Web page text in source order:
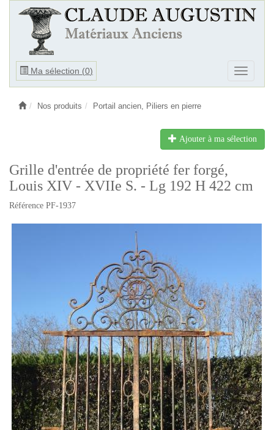
Ma sélection (0)
Ouvrir
Ouvrir
le
Nos produits Portail ancien, Piliers en pierre
Ajouter à ma sélection
Grille d'entrée de propriété fer forgé,
Louis XIV - XVIIe S. - Lg 192 H 422 cm
Référence PF-1937